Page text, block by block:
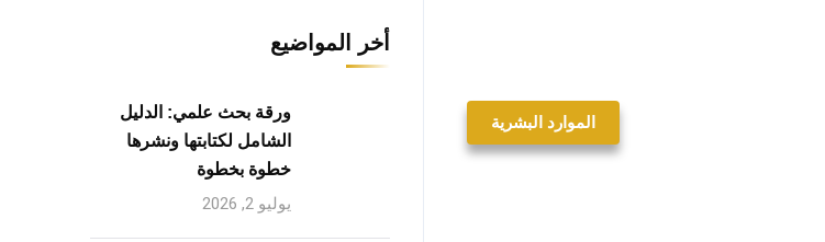
الموارد البشرية
أخر المواضيع
ورقة بحث علمي: الدليل
الشامل لكتابتها ونشرها
خطوة بخطوة
يوليو 2, 2026